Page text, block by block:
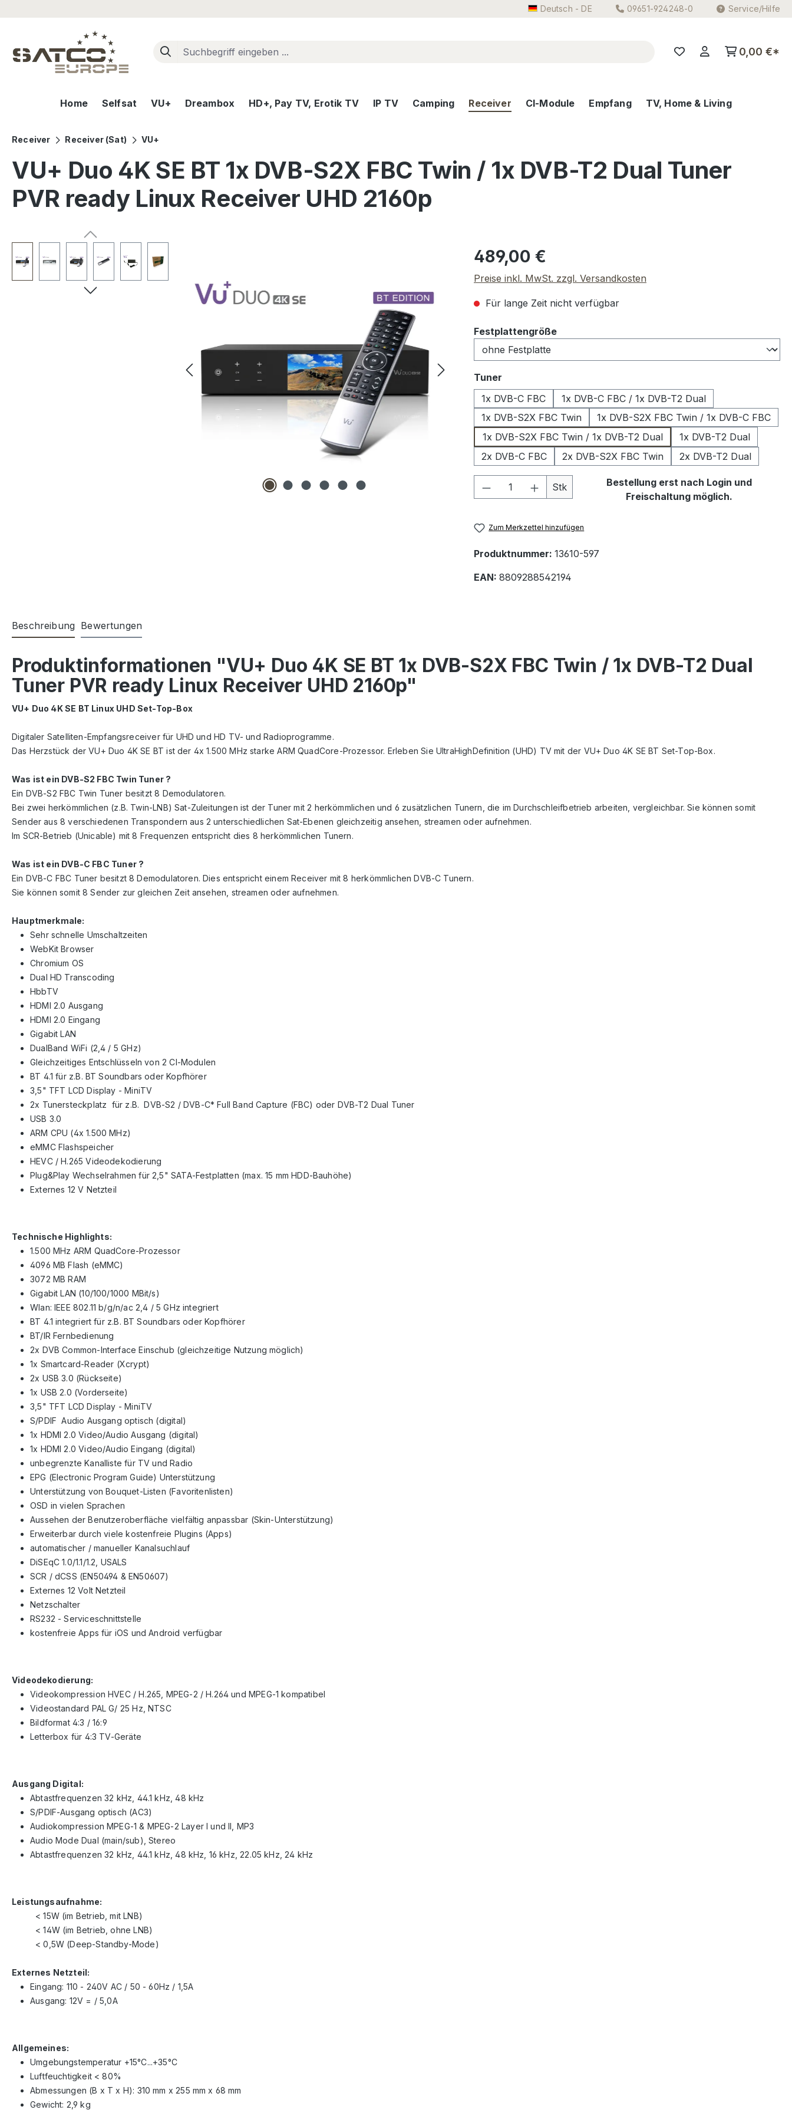
Deutsch - DE 09651-924248-0 Service/Hilfe
0,00 €*
Home Selfsat VU+ Dreambox HD+, Pay TV, Erotik TV IP TV Camping Receiver CI-Module Empfang TV, Home & Living
Receiver Receiver (Sat) VU+
VU+ Duo 4K SE BT 1x DVB-S2X FBC Twin / 1x DVB-T2 Dual Tuner
PVR ready Linux Receiver UHD 2160p
Regulärer Preis:
489,00 €
Preise inkl. MwSt. zzgl. Versandkosten
Für lange Zeit nicht verfügbar
Festplattengrößeauswählen
Tuner
1x DVB-C FBC
1x DVB-C FBC / 1x DVB-T2 Dual
1x DVB-S2X FBC Twin
1x DVB-S2X FBC Twin / 1x DVB-C FBC
1x DVB-S2X FBC Twin / 1x DVB-T2 Dual
1x DVB-T2 Dual
2x DVB-C FBC
2x DVB-S2X FBC Twin 2x DVB-T2 Dual
Produkt Anzahl: Gib den gewünschten Wert
Stk
Bestellung erst nach Login und
Freischaltung möglich.
Zum Merkzettel hinzufügen
Produktnummer: 13610-597
EAN: 8809288542194
Beschreibung Bewertungen
Produktinformationen "VU+ Duo 4K SE BT 1x DVB-S2X FBC Twin / 1x DVB-T2 Dual
Tuner PVR ready Linux Receiver UHD 2160p"
VU+ Duo 4K SE BT Linux UHD Set-Top-Box
Digitaler Satelliten-Empfangsreceiver für UHD und HD TV- und Radioprogramme.
Das Herzstück der VU+ Duo 4K SE BT ist der 4x 1.500 MHz starke ARM QuadCore-Prozessor. Erleben Sie UltraHighDefinition (UHD) TV mit der VU+ Duo 4K SE BT Set-Top-Box.
Was ist ein DVB-S2 FBC Twin Tuner ?
Ein DVB-S2 FBC Twin Tuner besitzt 8 Demodulatoren.
Bei zwei herkömmlichen (z.B. Twin-LNB) Sat-Zuleitungen ist der Tuner mit 2 herkömmlichen und 6 zusätzlichen Tunern, die im Durchschleifbetrieb arbeiten, vergleichbar. Sie können somit
Sender aus 8 verschiedenen Transpondern aus 2 unterschiedlichen Sat-Ebenen gleichzeitig ansehen, streamen oder aufnehmen.
Im SCR-Betrieb (Unicable) mit 8 Frequenzen entspricht dies 8 herkömmlichen Tunern.
Was ist ein DVB-C FBC Tuner ?
Ein DVB-C FBC Tuner besitzt 8 Demodulatoren. Dies entspricht einem Receiver mit 8 herkömmlichen DVB-C Tunern.
Sie können somit 8 Sender zur gleichen Zeit ansehen, streamen oder aufnehmen.
Hauptmerkmale:
Sehr schnelle Umschaltzeiten
WebKit Browser
Chromium OS
Dual HD Transcoding
HbbTV
HDMI 2.0 Ausgang
HDMI 2.0 Eingang
Gigabit LAN
DualBand WiFi (2,4 / 5 GHz)
Gleichzeitiges Entschlüsseln von 2 CI-Modulen
BT 4.1 für z.B. BT Soundbars oder Kopfhörer
3,5" TFT LCD Display - MiniTV
2x Tunersteckplatz für z.B. DVB-S2 / DVB-C* Full Band Capture (FBC) oder DVB-T2 Dual Tuner
USB 3.0
ARM CPU (4x 1.500 MHz)
eMMC Flashspeicher
HEVC / H.265 Videodekodierung
Plug&Play Wechselrahmen für 2,5" SATA-Festplatten (max. 15 mm HDD-Bauhöhe)
Externes 12 V Netzteil
Technische Highlights:
1.500 MHz ARM QuadCore-Prozessor
4096 MB Flash (eMMC)
3072 MB RAM
Gigabit LAN (10/100/1000 MBit/s)
Wlan: IEEE 802.11 b/g/n/ac 2,4 / 5 GHz integriert
BT 4.1 integriert für z.B. BT Soundbars oder Kopfhörer
BT/IR Fernbedienung
2x DVB Common-Interface Einschub (gleichzeitige Nutzung möglich)
1x Smartcard-Reader (Xcrypt)
2x USB 3.0 (Rückseite)
1x USB 2.0 (Vorderseite)
3,5" TFT LCD Display - MiniTV
S/PDIF Audio Ausgang optisch (digital)
1x HDMI 2.0 Video/Audio Ausgang (digital)
1x HDMI 2.0 Video/Audio Eingang (digital)
unbegrenzte Kanalliste für TV und Radio
EPG (Electronic Program Guide) Unterstützung
Unterstützung von Bouquet-Listen (Favoritenlisten)
OSD in vielen Sprachen
Aussehen der Benutzeroberfläche vielfältig anpassbar (Skin-Unterstützung)
Erweiterbar durch viele kostenfreie Plugins (Apps)
automatischer / manueller Kanalsuchlauf
DiSEqC 1.0/1.1/1.2, USALS
SCR / dCSS (EN50494 & EN50607)
Externes 12 Volt Netzteil
Netzschalter
RS232 - Serviceschnittstelle
kostenfreie Apps für iOS und Android verfügbar
Videodekodierung:
Videokompression HVEC / H.265, MPEG-2 / H.264 und MPEG-1 kompatibel
Videostandard PAL G/ 25 Hz, NTSC
Bildformat 4:3 / 16:9
Letterbox für 4:3 TV-Geräte
Ausgang Digital:
Abtastfrequenzen 32 kHz, 44.1 kHz, 48 kHz
S/PDIF-Ausgang optisch (AC3)
Audiokompression MPEG-1 & MPEG-2 Layer I und II, MP3
Audio Mode Dual (main/sub), Stereo
Abtastfrequenzen 32 kHz, 44.1 kHz, 48 kHz, 16 kHz, 22.05 kHz, 24 kHz
Leistungsaufnahme:
< 15W (im Betrieb, mit LNB)
< 14W (im Betrieb, ohne LNB)
< 0,5W (Deep-Standby-Mode)
Externes Netzteil:
Eingang: 110 - 240V AC / 50 - 60Hz / 1,5A
Ausgang: 12V = / 5,0A
Allgemeines:
Umgebungstemperatur +15°C...+35°C
Luftfeuchtigkeit < 80%
Abmessungen (B x T x H): 310 mm x 255 mm x 68 mm
Gewicht: 2,9 kg